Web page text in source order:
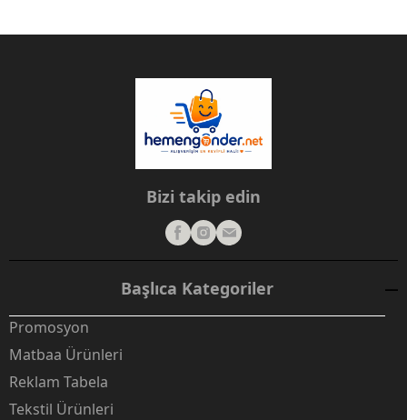
Bizi takip edin
Başlıca Kategoriler
Promosyon
Matbaa Ürünleri
Reklam Tabela
Tekstil Ürünleri